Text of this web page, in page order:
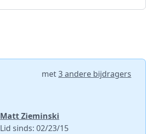
met3 andere bijdragers
Matt Zieminski
Lid sinds: 02/23/15